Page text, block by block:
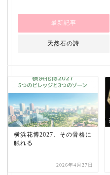
最新記事
天然石の詩
横浜花博2027、その骨格に
触れる
2026年4月27日